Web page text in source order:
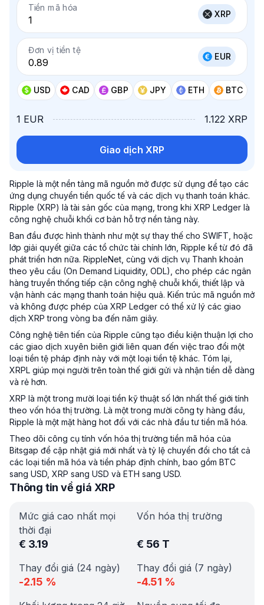
Tiền mã hóa
XRP
Đơn vị tiền tệ
EUR
USD CAD GBP JPY ETH BTC
1 EUR 1.122 XRP
Giao dịch XRP
Ripple là một nền tảng mã nguồn mở được sử dụng để tạo các
ứng dụng chuyển tiền quốc tế và các dịch vụ thanh toán khác.
Ripple (XRP) là tài sản gốc của mạng, trong khi XRP Ledger là
công nghệ chuỗi khối cơ bản hỗ trợ nền tảng này.
Ban đầu được hình thành như một sự thay thế cho SWIFT, hoặc
lớp giải quyết giữa các tổ chức tài chính lớn, Ripple kể từ đó đã
phát triển hơn nữa. RippleNet, cùng với dịch vụ Thanh khoản
theo yêu cầu (On Demand Liquidity, ODL), cho phép các ngân
hàng truyền thống tiếp cận công nghệ chuỗi khối, thiết lập và
vận hành các mạng thanh toán hiệu quả. Kiến trúc mã nguồn mở
và không được phép của XRP Ledger có thể xử lý các giao
dịch XRP trong vòng ba đến năm giây.
Công nghệ tiên tiến của Ripple cũng tạo điều kiện thuận lợi cho
các giao dịch xuyên biên giới liên quan đến việc trao đổi một
loại tiền tệ pháp định này với một loại tiền tệ khác. Tóm lại,
XRPL giúp mọi người trên toàn thế giới gửi và nhận tiền dễ dàng
và rẻ hơn.
XRP là một trong mười loại tiền kỹ thuật số lớn nhất thế giới tính
theo vốn hóa thị trường. Là một trong mười công ty hàng đầu,
Ripple là một mặt hàng hot đối với các nhà đầu tư tiền mã hóa.
Theo dõi công cụ tính vốn hóa thị trường tiền mã hóa của
Bitsgap để cập nhật giá mới nhất và tỷ lệ chuyển đổi cho tất cả
các loại tiền mã hóa và tiền pháp định chính, bao gồm BTC
sang USD, XRP sang USD và ETH sang USD.
Thông tin về giá XRP
Mức giá cao nhất mọi
thời đại
€ 3.19
Vốn hóa thị trường
€ 56 T
Thay đổi giá (24 ngày)
-2.15 %
Thay đổi giá (7 ngày)
-4.51 %